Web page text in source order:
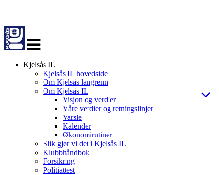
navigasjon
Kjelsås IL
Kjelsås IL hovedside
Om Kjelsås langrenn
Om Kjelsås IL
Visjon og verdier
Våre verdier og retningslinjer
Varsle
Kalender
Økonomirutiner
Slik gjør vi det i Kjelsås IL
Klubbhåndbok
Forsikring
Politiattest